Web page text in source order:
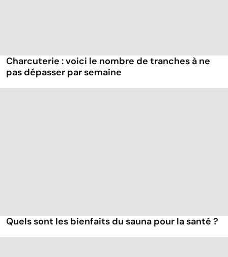
Charcuterie : voici le nombre de tranches à ne
pas dépasser par semaine
Quels sont les bienfaits du sauna pour la santé ?